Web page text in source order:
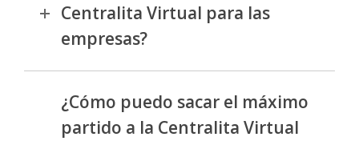
Centralita Virtual para las
empresas?
¿Cómo puedo sacar el máximo
partido a la Centralita Virtual